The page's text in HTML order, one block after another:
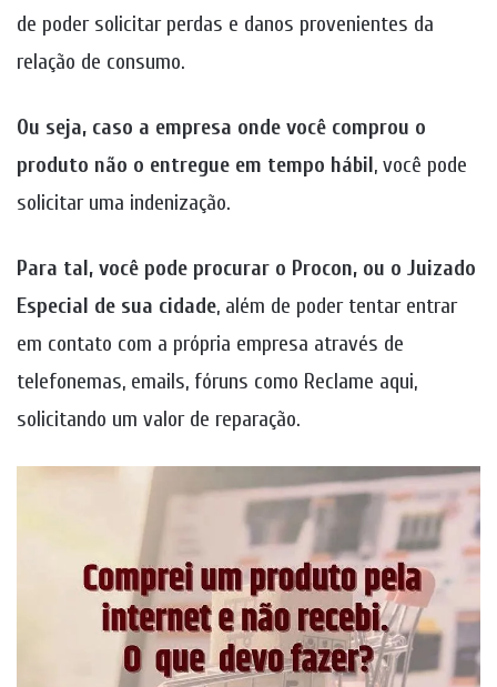
de poder solicitar perdas e danos provenientes da
relação de consumo.
Ou seja, caso a empresa onde você comprou o
produto não o entregue em tempo hábil, você pode
solicitar uma indenização.
Para tal, você pode procurar o Procon, ou o Juizado
Especial de sua cidade, além de poder tentar entrar
em contato com a própria empresa através de
telefonemas, emails, fóruns como Reclame aqui,
solicitando um valor de reparação.